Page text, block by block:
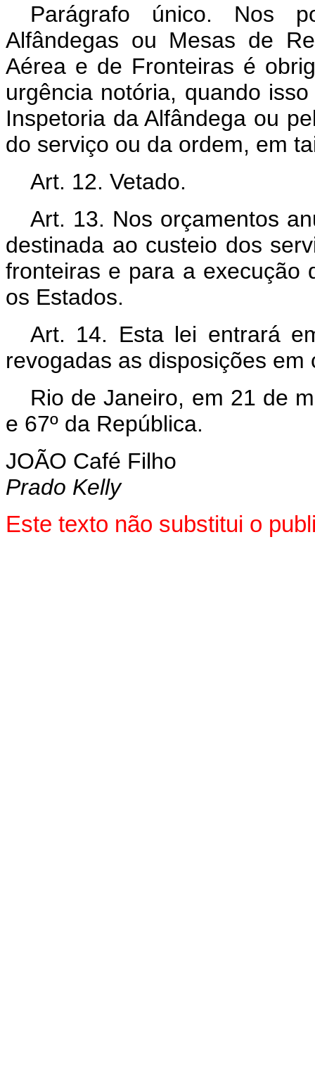
Parágrafo único. Nos
Alfândegas ou Mesas de
Aérea e de Fronteiras é
urgência notória, quando
Inspetoria da Alfândega ou
do serviço ou da ordem, em
Art. 12. Vetado.
Art. 13. Nos orçamentos
destinada ao custeio dos
fronteiras e para a execução
os Estados.
Art. 14. Esta lei entrará
revogadas as disposições em
Rio de Janeiro, em 21 de
e 67º da República.
JOÃO Café Filho
Prado Kelly
Este texto não substitui o